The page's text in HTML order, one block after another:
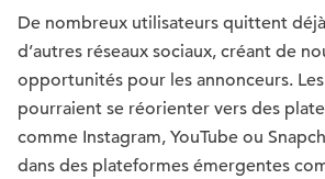
De nombreux utilisateurs quittent
d’autres réseaux sociaux, créant de
opportunités pour les annonceurs.
pourraient se réorienter vers des
comme Instagram, YouTube ou
dans des plateformes émergentes